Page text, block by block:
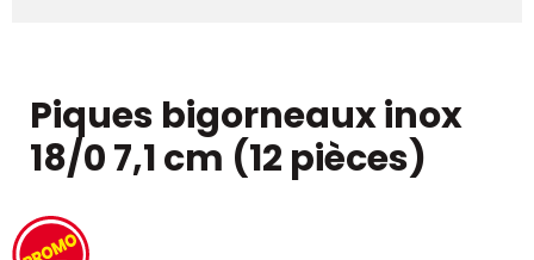
Piques bigorneaux inox
18/0 7,1 cm (12 pièces)